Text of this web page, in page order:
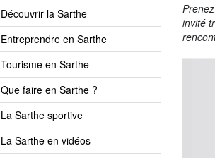
invité
Découvrir la Sarthe
Entreprendre en Sarthe
Tourisme en Sarthe
Que faire en Sarthe ?
La Sarthe sportive
La Sarthe en vidéos